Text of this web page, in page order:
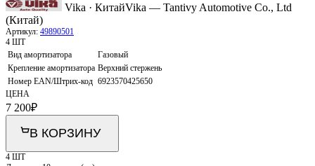
Vika · КитайVika — Tantivy Automotive Co., Ltd
(Китай)
Артикул: 49890501
4 ШТ
Вид амортизатора
Газовый
Крепление амортизатора Верхний стержень
Номер EAN/Штрих-код 6923570425650
ЦЕНА
7 200₽
В КОРЗИНУ
4 ШТ